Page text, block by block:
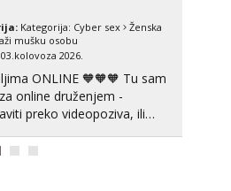
- Kod: #128
min
me kada se oslobodi
- Kod: #123
Kategorija: Cyber sex
Ženska
mušku osobu
03.kolovoza 2026.
ONLINE 🧡🧡🧡 Tu sam
online druženjem -
preko videopoziva, ili
😉 Radim i vruća